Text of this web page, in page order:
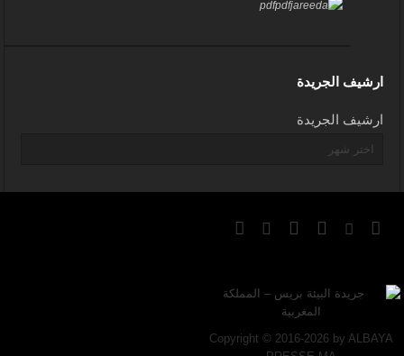
ارشيف الجريدة
ارشيف الجريدة
Copyright © 2016-2026 by ALBAYA